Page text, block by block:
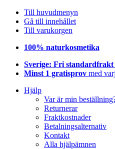
Till huvudmenyn
Gå till innehållet
Till varukorgen
100% naturkosmetika
Sverige: Fri standardfrakt
Minst 1 gratisprov med
Hjälp
Var är min
Returnerar
Fraktkostnader
Betalningsalternativ
Kontakt
Alla hjälpämnen